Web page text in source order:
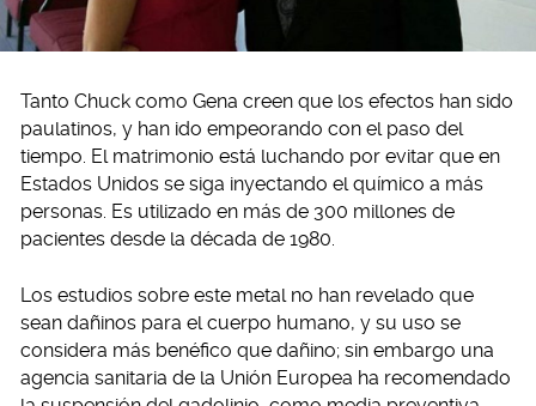
Tanto Chuck como Gena creen que los efectos han sido
paulatinos, y han ido empeorando con el paso del
tiempo. El matrimonio está luchando por evitar que en
Estados Unidos se siga inyectando el químico a más
personas. Es utilizado en más de 300 millones de
pacientes desde la década de 1980.
Los estudios sobre este metal no han revelado que
sean dañinos para el cuerpo humano, y su uso se
considera más benéfico que dañino; sin embargo una
agencia sanitaria de la Unión Europea ha recomendado